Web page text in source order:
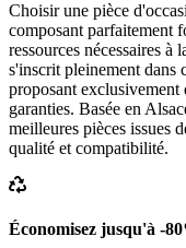
Choisir une pièce
composant parfaitement
ressources nécessaires
s'inscrit pleinement dans
proposant exclusivement
garanties. Basée en
meilleures pièces issues
qualité et compatibilité.
Économisez jusqu'à -